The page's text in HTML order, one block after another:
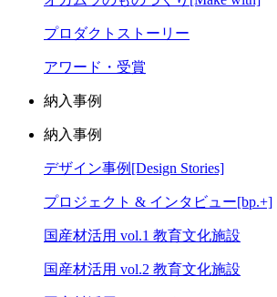
プロダクトストーリー
アワード・受賞
納入事例
納入事例
デザイン事例[Design Stories]
プロジェクト & インタビュー[bp.+]
国産材活用 vol.1 教育文化施設
国産材活用 vol.2 教育文化施設